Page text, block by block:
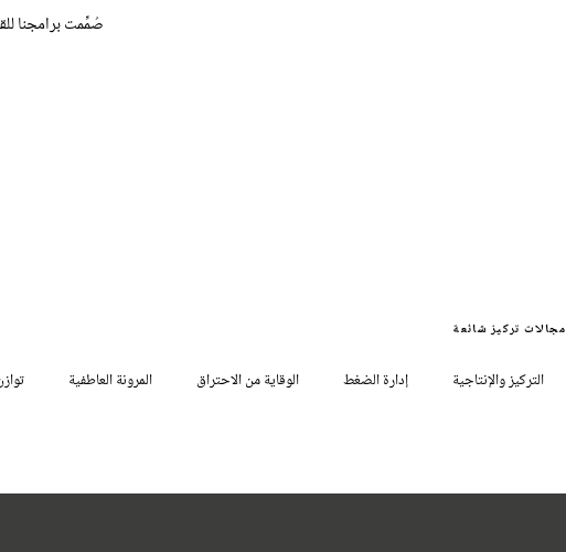
صُمِّمت برامجنا
مجالات تركيز شائعة
التركيز والإنتاجية إدارة الضغط الوقاية من الاحتراق المرونة العاطفية